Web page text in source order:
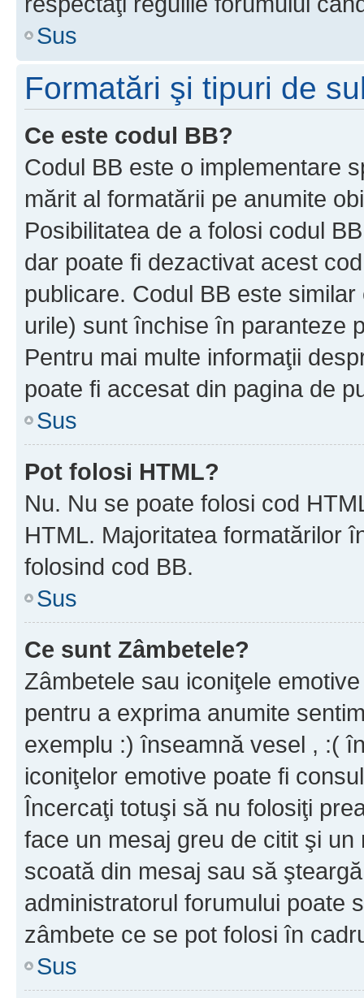
Sus
Formatări şi tipuri de
Ce este codul BB?
Codul BB este o implementare
mărit al formatării pe anumite
Posibilitatea de a folosi codul
dar poate fi dezactivat acest
publicare. Codul BB este
urile) sunt închise în paranteze
Pentru mai multe informaţii
poate fi accesat din pagina de
Sus
Pot folosi HTML?
Nu. Nu se poate folosi cod
HTML. Majoritatea formatărilor
folosind cod BB.
Sus
Ce sunt Zâmbetele?
Zâmbetele sau iconiţele
pentru a exprima anumite
exemplu :) înseamnă vesel , :(
iconiţelor emotive poate fi
Încercaţi totuşi să nu folosiţi
face un mesaj greu de citit şi
scoată din mesaj sau să
administratorul forumului poate
zâmbete ce se pot folosi în
Sus